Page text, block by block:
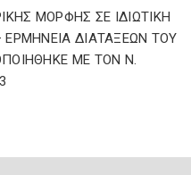
ΜΟΡΦΗΣ ΣΕ ΙΔΙΩΤΙΚΗ
ΕΡΜΗΝΕΙΑ ΔΙΑΤΑΞΕΩΝ ΤΟΥ
ΜΕ ΤΟΝ Ν.